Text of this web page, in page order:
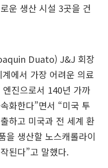
운 생산 시설 3곳을 건
Duato) J&J 회장
에서 가장 어려운 의료
진으로서 140년 가까
화한다”면서 “미국 투
하고 미국과 전 세계 환
을 생산할 노스캐롤라이
된다”고 말했다.